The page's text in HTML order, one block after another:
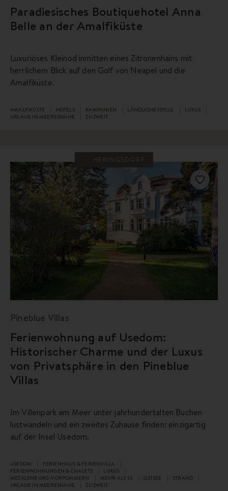
Paradiesisches Boutiquehotel Anna
Belle an der Amalfiküste
Luxuriöses Kleinod inmitten eines Zitronenhains mit
herrlichem Blick auf den Golf von Neapel und die
Amalfiküste.
AMALFIKÜSTE HOTELS KAMPANIEN LÄNDLICHE IDYLLE
LUXUS
URLAUB IN MEERESNÄHE
ZU ZWEIT
HERINGSDORF
Pineblue Villas
Ferienwohnung auf Usedom:
Historischer Charme und der Luxus
von Privatsphäre in den Pineblue
Villas
Im Villenpark am Meer unter jahrhundertalten Buchen
lustwandeln und ein zweites Zuhause finden: einzigartig
auf der Insel Usedom.
USEDOM
FERIENHAUS & FERIENVILLA
FERIENWOHNUNGEN & CHALETS
LUXUS
MECKLENBURG-VORPOMMERN
MEHR ALS 10 OSTSEE
STRAND
URLAUB IN MEERESNÄHE
ZU ZWEIT